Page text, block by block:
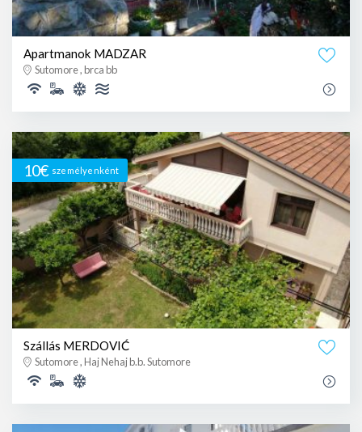
Apartmanok MADZAR
Sutomore , brca bb
10€ személyenként
Szállás MERDOVIĆ
Sutomore , Haj Nehaj b.b. Sutomore